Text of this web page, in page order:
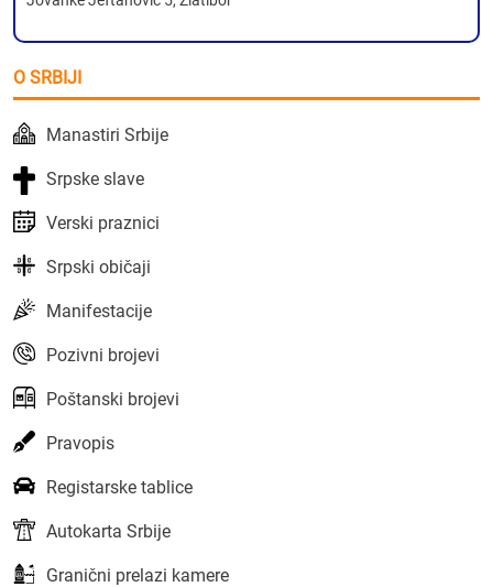
O SRBIJI
Manastiri Srbije
Srpske slave
Verski praznici
Srpski običaji
Manifestacije
Pozivni brojevi
Poštanski brojevi
Pravopis
Registarske tablice
Autokarta Srbije
Granični prelazi kamere